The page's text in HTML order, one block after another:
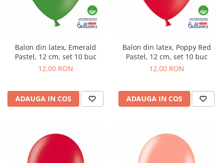
Balon din latex, Emerald
Pastel, 12 cm, set 10 buc
12,00 RON
ADAUGA IN COS
Balon din latex, Poppy Red
Pastel, 12 cm, set 10 buc
12,00 RON
ADAUGA IN COS